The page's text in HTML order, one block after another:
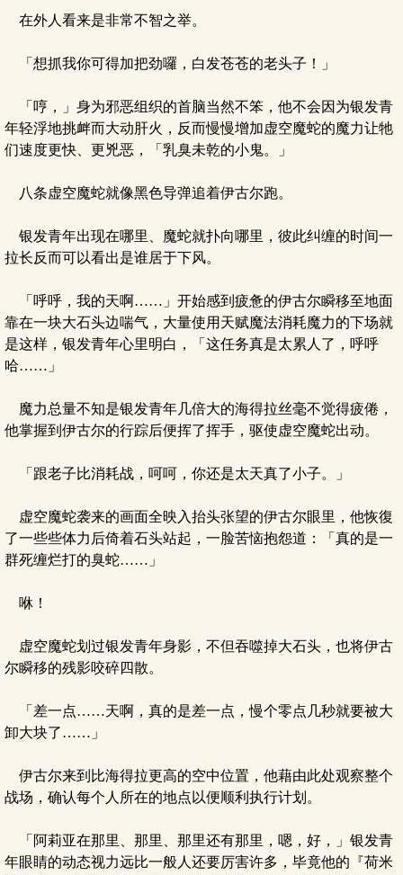
在外人看来是非常不智之举。
「想抓我你可得加把劲囉，白发苍苍的老头子！」
「哼，」身为邪恶组织的首脑当然不笨，他不会因为银发青
年轻浮地挑衅而大动肝火，反而慢慢增加虚空魔蛇的魔力让牠
们速度更快、更兇恶，「乳臭未乾的小鬼。」
八条虚空魔蛇就像黑色导弹追着伊古尔跑。
银发青年出现在哪里、魔蛇就扑向哪里，彼此纠缠的时间一
拉长反而可以看出是谁居于下风。
「呼呼，我的天啊……」开始感到疲惫的伊古尔瞬移至地面
靠在一块大石头边喘气，大量使用天赋魔法消耗魔力的下场就
是这样，银发青年心里明白，「这任务真是太累人了，呼呼
哈……」
魔力总量不知是银发青年几倍大的海得拉丝毫不觉得疲倦，
他掌握到伊古尔的行踪后便挥了挥手，驱使虚空魔蛇出动。
「跟老子比消耗战，呵呵，你还是太天真了小子。」
虚空魔蛇袭来的画面全映入抬头张望的伊古尔眼里，他恢復
了一些些体力后倚着石头站起，一脸苦恼抱怨道：「真的是一
群死缠烂打的臭蛇……」
咻！
虚空魔蛇划过银发青年身影，不但吞噬掉大石头，也将伊古
尔瞬移的残影咬碎四散。
「差一点……天啊，真的是差一点，慢个零点几秒就要被大
卸大块了……」
伊古尔来到比海得拉更高的空中位置，他藉由此处观察整个
战场，确认每个人所在的地点以便顺利执行计划。
「阿莉亚在那里、那里、那里还有那里，嗯，好，」银发青
年眼睛的动态视力远比一般人还要厉害许多，毕竟他的『荷米